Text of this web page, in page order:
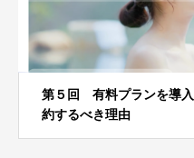
第５回 有料プランを導
約するべき理由